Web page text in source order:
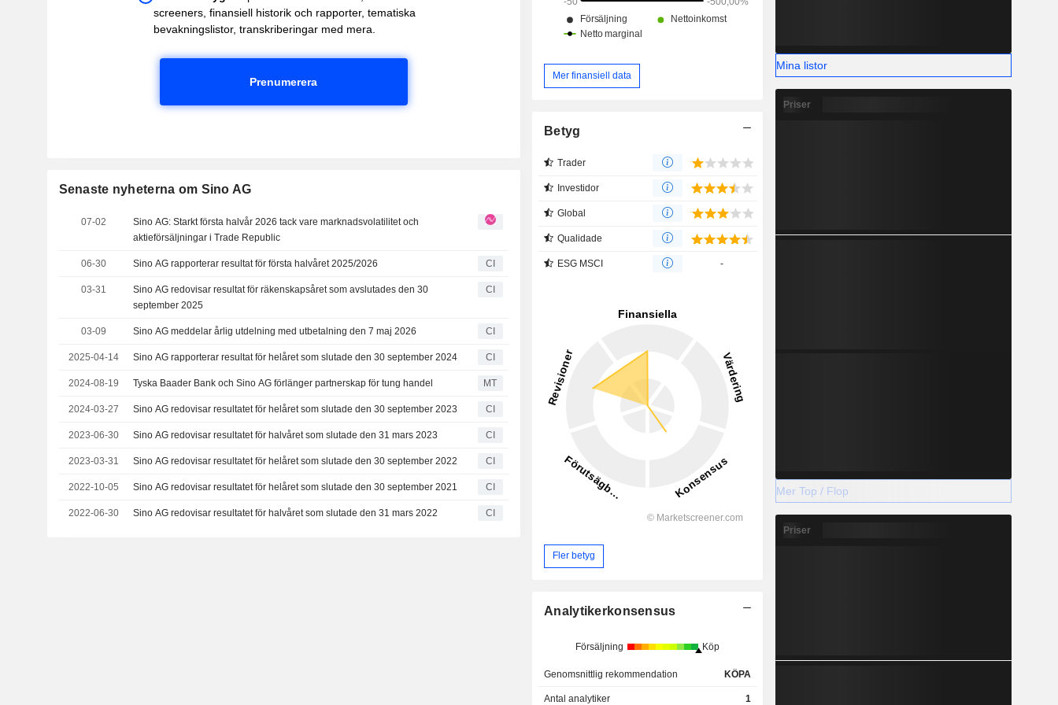
screeners, finansiell historik och rapporter, tematiska
bevakningslistor, transkriberingar med mera.
Prenumerera
Senaste nyheterna om Sino AG
07-02
Sino AG: Starkt första halvår 2026 tack vare marknadsvolatilitet och
aktieförsäljningar i Trade Republic
06-30 Sino AG rapporterar resultat för första halvåret 2025/2026 CI
03-31
Sino AG redovisar resultat för räkenskapsåret som avslutades den 30
september 2025
CI
03-09 Sino AG meddelar årlig utdelning med utbetalning den 7 maj 2026 CI
2025-04-14 Sino AG rapporterar resultat för helåret som slutade den 30 september 2024 CI
2024-08-19 Tyska Baader Bank och Sino AG förlänger partnerskap för tung handel MT
2024-03-27 Sino AG redovisar resultatet för helåret som slutade den 30 september 2023 CI
2023-06-30 Sino AG redovisar resultatet för halvåret som slutade den 31 mars 2023 CI
2023-03-31 Sino AG redovisar resultatet för helåret som slutade den 30 september 2022 CI
2022-10-05 Sino AG redovisar resultatet för helåret som slutade den 30 september 2021 CI
2022-06-30 Sino AG redovisar resultatet för halvåret som slutade den 31 mars 2022 CI
Mer finansiell data
Betyg
Trader
Investidor
Global
Qualidade
ESG MSCI -
Fler betyg
Analytikerkonsensus
Försäljning Köp
Genomsnittlig rekommendation KÖPA
Antal analytiker 1
Mina listor
Priser
Mer Top / Flop
Priser